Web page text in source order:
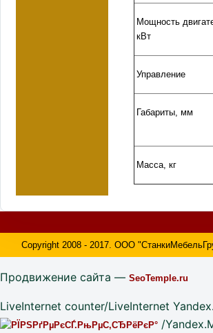
Мощность
кВт
Управление
Габариты, мм
Масса, кг
Copyright 2008 - 2017. ООО
Продвижение сайта — SeoTemple.ru
LiveInternet counter/LiveInternet
/